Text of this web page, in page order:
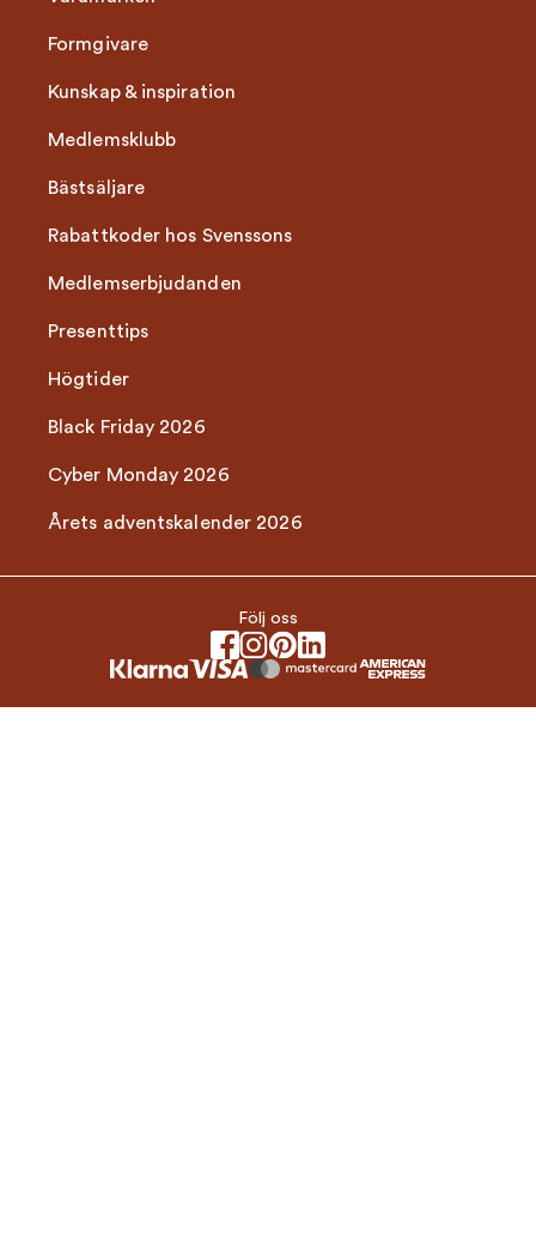
Formgivare
Kunskap & inspiration
Medlemsklubb
Bästsäljare
Rabattkoder hos Svenssons
Medlemserbjudanden
Presenttips
Högtider
Black Friday 2026
Cyber Monday 2026
Årets adventskalender 2026
Följ oss